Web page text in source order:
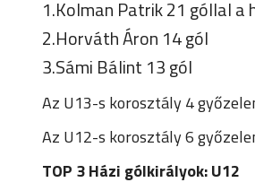
1.Kolman Patrik 21 góllal a
2.Horváth Áron 14 gól
3.Sámi Bálint 13 gól
Az U13-s korosztály 4
Az U12-s korosztály 6
TOP 3 Házi gólkirályok: U12